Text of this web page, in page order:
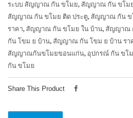
ระบบ สัญญาณ กัน ขโมย, สัญญาณ กัน ขโม
สัญญาณ กัน ขโมย ติด ประตู, สัญญาณ กัน ข
ราคา, สัญญาณ กัน ขโมย ใน บ้าน, สัญญาณ
กัน โขม ย บ้าน, สัญญาณ กัน โขม ย บ้าน รา
สัญญาณกันขโมยขอนแก่น, อุปกรณ์ กัน ขโ
กัน ขโมย
Share This Product